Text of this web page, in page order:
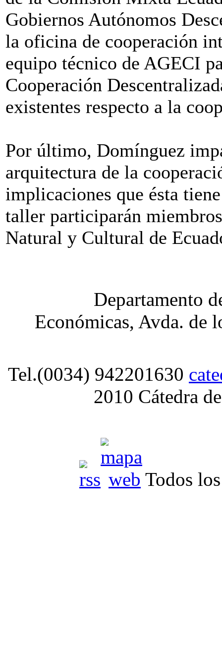
Gobiernos Autónomos
la oficina de cooperación
equipo técnico de AGECI
Cooperación
existentes respecto a la
Por último, Domínguez
arquitectura de la
implicaciones que ésta
taller participarán
Natural y Cultural de
Departamento
Económicas, Avda. de
Tel.(0034) 942201630
2010 Cátedra
Todos